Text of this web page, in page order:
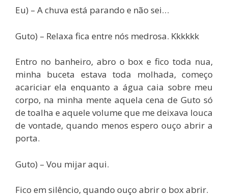
Eu) – A chuva está parando e não sei…
Guto) – Relaxa fica entre nós medrosa. Kkkkkk
Entro no banheiro, abro o box e fico toda nua,
minha buceta estava toda molhada, começo
acariciar ela enquanto a água caia sobre meu
corpo, na minha mente aquela cena de Guto só
de toalha e aquele volume que me deixava louca
de vontade, quando menos espero ouço abrir a
porta.
Guto) – Vou mijar aqui.
Fico em silêncio, quando ouço abrir o box abrir.